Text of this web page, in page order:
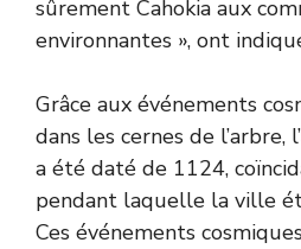
sûrement Cahokia aux
environnantes », ont
Grâce aux événements
dans les cernes de l’arbre,
a été daté de 1124,
pendant laquelle la ville
Ces événements